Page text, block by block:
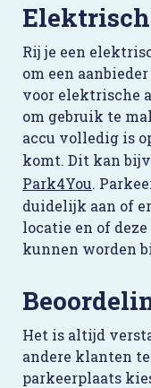
Rij je een
om een
voor elektrische
om gebruik te
accu volledig is
komt. Dit kan
Park4You.
duidelijk aan of
locatie en of
kunnen worden
Het is altijd
andere klanten
parkeerplaats